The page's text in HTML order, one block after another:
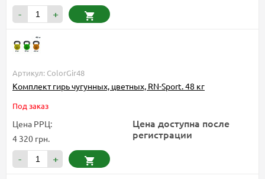
- +
Артикул: ColorGir48
Комплект гирь чугунных, цветных, RN-Sport. 48 кг
Под заказ
Цена РРЦ:
4 320 грн.
Цена доступна после
регистрации
- +